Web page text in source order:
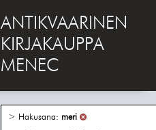
ANTIKVAARINEN
KIRJAKAUPPA
MENEC
> Hakusana: meri